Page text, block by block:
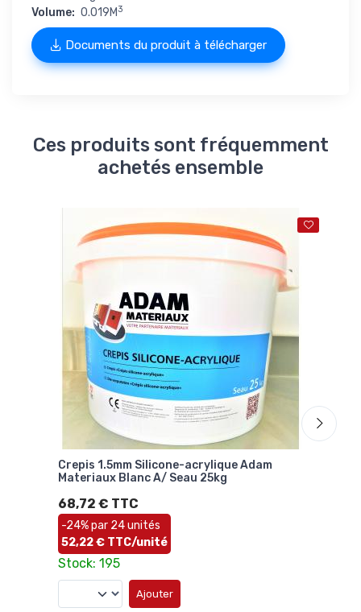
Volume: 0.019M3
Documents du produit à télécharger
Ces produits sont fréquemment
achetés ensemble
Crepis 1.5mm Silicone-acrylique Adam
Materiaux Blanc A/ Seau 25kg
68,72 € TTC
-24% par 24 unités
52,22 € TTC/unité
Stock: 195
Ajouter